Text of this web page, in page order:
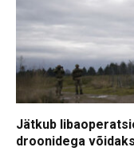
Jätkub
droonidega